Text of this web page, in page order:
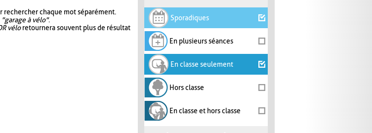
Sporadiques
En plusieurs séances
En classe seulement
Hors classe
En classe et hors classe
rechercher chaque mot séparément.
"garage à vélo".
véloretournera souvent plus de résultat